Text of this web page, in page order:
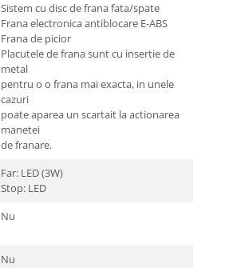
Sistem cu disc de frana fata/spate
Frana electronica antiblocare E-ABS
Frana de picior
Placutele de frana sunt cu insertie de
metal
pentru o o frana mai exacta, in unele
cazuri
poate aparea un scartait la actionarea
manetei
de franare.
Far: LED (3W)
Stop: LED
Nu
Nu